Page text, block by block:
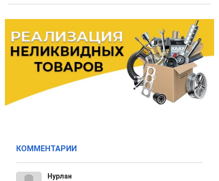
КОММЕНТАРИИ
Нурлан